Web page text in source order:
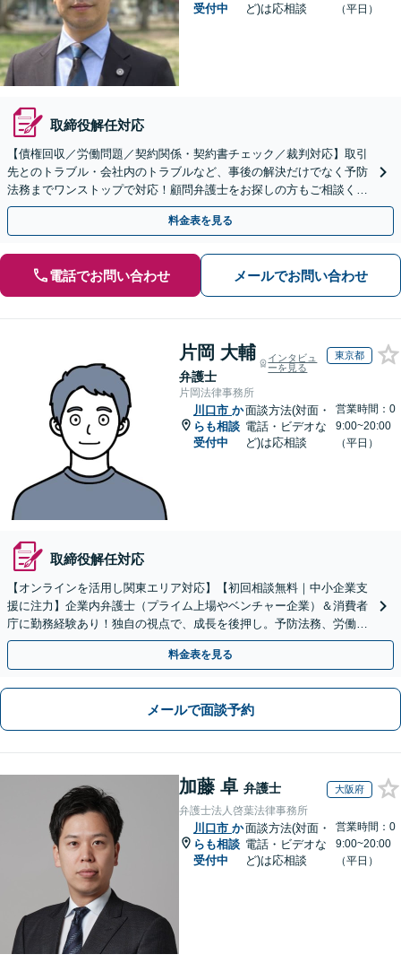
受付中
ど)は応相談
（平日）
取締役解任対応
【債権回収／労働問題／契約関係・契約書チェック／裁判対応】取引
先とのトラブル・会社内のトラブルなど、事後の解決だけでなく予防
法務までワンストップで対応！顧問弁護士をお探しの方もご相談くだ
さい！【顧問経験豊富】【個別案件も対応OK】
料金表を見る
電話でお問い合わせ メールでお問い合わせ
片岡 大輔
弁護士
インタビュ
ーを見る
東京都
片岡法律事務所
川口市 か
らも相談
受付中
面談方法(対面・
電話・ビデオな
ど)は応相談
営業時間：0
9:00~20:00
（平日）
取締役解任対応
【オンラインを活用し関東エリア対応】【初回相談無料｜中小企業支
援に注力】企業内弁護士（プライム上場やベンチャー企業）＆消費者
庁に勤務経験あり！独自の視点で、成長を後押し。予防法務、労働問
題、債権回収、コンプラ、会社設立・事業再編等幅広く対応
料金表を見る
メールで面談予約
加藤 卓 弁護士 大阪府
弁護士法人啓葉法律事務所
川口市 か
らも相談
受付中
面談方法(対面・
電話・ビデオな
ど)は応相談
営業時間：0
9:00~20:00
（平日）